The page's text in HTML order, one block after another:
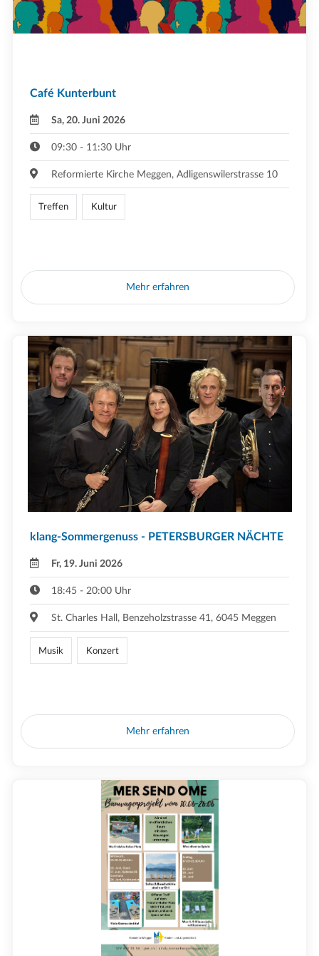
Café Kunterbunt
Sa, 20. Juni 2026
09:30 - 11:30 Uhr
Reformierte Kirche Meggen, Adligenswilerstrasse 10
Treffen Kultur
Mehr erfahren
klang-Sommergenuss - PETERSBURGER NÄCHTE
Fr, 19. Juni 2026
18:45 - 20:00 Uhr
St. Charles Hall, Benzeholzstrasse 41, 6045 Meggen
Musik Konzert
Mehr erfahren